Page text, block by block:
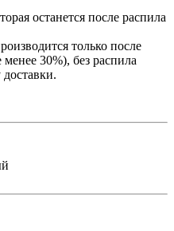
останется после распила
только после
30%), без распила